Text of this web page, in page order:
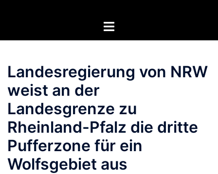
Menü
Landesregierung von NRW
weist an der
Landesgrenze zu
Rheinland-Pfalz die dritte
Pufferzone für ein
Wolfsgebiet aus